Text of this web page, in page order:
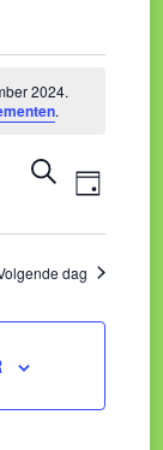
2024.
.
ZOEKEN
DAG
dag